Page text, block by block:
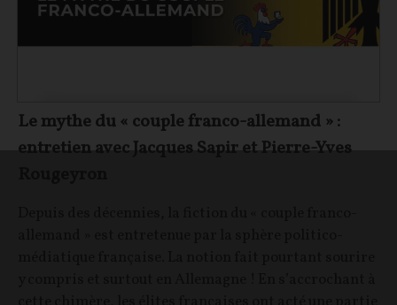
Le mythe du « couple franco-allemand » :
entretien avec Jacques Sapir et Pierre-Yves